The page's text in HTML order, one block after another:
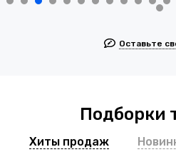
Оставьте
Подборки
Хиты продаж